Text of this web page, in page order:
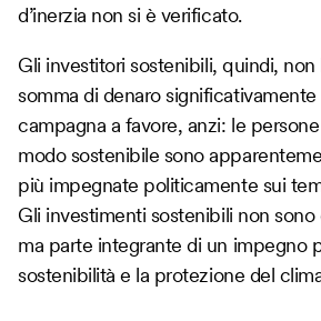
d’inerzia non si è verificato.
Gli investitori sostenibili, quindi,
somma di denaro
campagna a favore, anzi: le
modo sostenibile sono
più impegnate politicamente sui
Gli investimenti sostenibili non sono
ma parte integrante di un impegno
sostenibilità e la protezione del